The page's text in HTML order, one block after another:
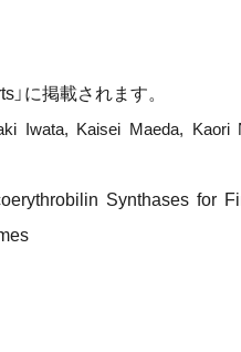
に掲載されます。
Iwata, Kaisei Maeda, Kaori
Synthases for